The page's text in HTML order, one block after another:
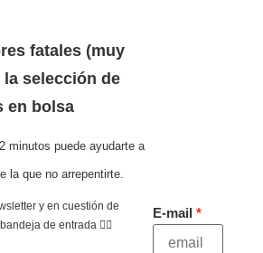
fatales (muy
la selección de
en bolsa
minutos puede ayudarte a
la que no arrepentirte.
y en cuestión de
de entrada 👇🏻
E-mail